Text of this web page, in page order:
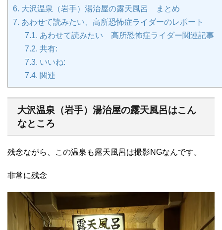
6. 大沢温泉（岩手）湯治屋の露天風呂 まとめ
7. あわせて読みたい、高所恐怖症ライダーのレポート
7.1. あわせて読みたい 高所恐怖症ライダー関連記事
7.2. 共有:
7.3. いいね:
7.4. 関連
大沢温泉（岩手）湯治屋の露天風呂はこん
なところ
残念ながら、この温泉も露天風呂は撮影NGなんです。
非常に残念